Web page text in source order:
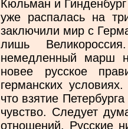
Кюльман и
уже распалась на
заключили мир с
лишь
немедленный марш
новее русское
германских
что взятие
чувство. Следует
отношений. Русские